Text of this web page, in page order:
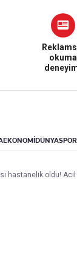
okuma
EKONOMİDÜNYASPOR
Orta Doğu
Avrupa
Amerika
İsrail-Gazze
hastanelik oldu! Acil